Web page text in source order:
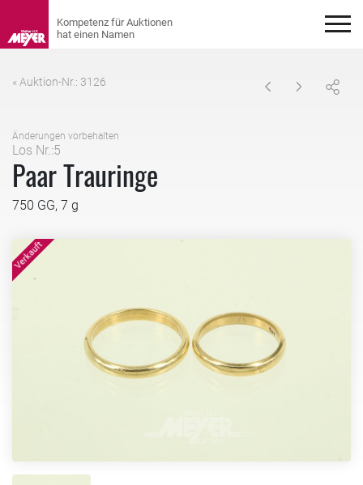
« Auktion-Nr.: 3126
Änderungen vorbehalten
Los Nr.:5
Paar Trauringe
750 GG, 7 g